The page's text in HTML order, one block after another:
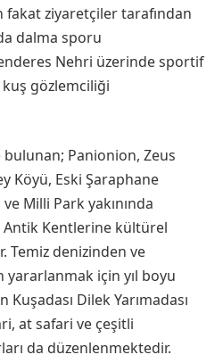
fakat ziyaretçiler tarafından
dalma sporu
Nehri üzerinde sportif
kuş gözlemciliği
bulunan; Panionion, Zeus
Köyü, Eski Şaraphane
Milli Park yakınında
Kentlerine kültürel
Temiz denizinden ve
yararlanmak için yıl boyu
Kuşadası Dilek Yarımadası
at safari ve çeşitli
da düzenlenmektedir.